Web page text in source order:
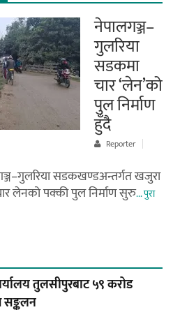
नेपालगञ्ज–
गुलरिया
सडकमा
चार ‘लेन’को
पुल निर्माण
हुँदै
Reporter
सडकखण्डअन्तर्गत खजुरा
लेनको पक्की पुल निर्माण सुरु... पुरा
तुलसीपुरबाट ५९ करोड